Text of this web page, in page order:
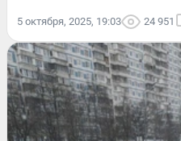
5 октября, 2025, 19:03 24 951